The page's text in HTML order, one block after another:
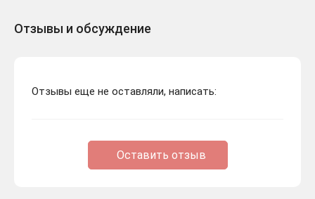
Отзывы и обсуждение
Отзывы еще не оставляли, написать:
Оставить отзыв